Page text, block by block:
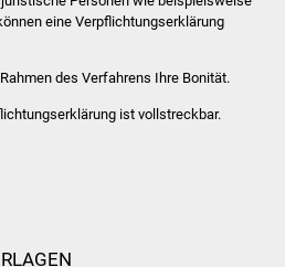
Bürgerinfos
Bildung
Schulen
eine Verpflichtungserklärung
des Verfahrens Ihre Bonität.
ist vollstreckbar.